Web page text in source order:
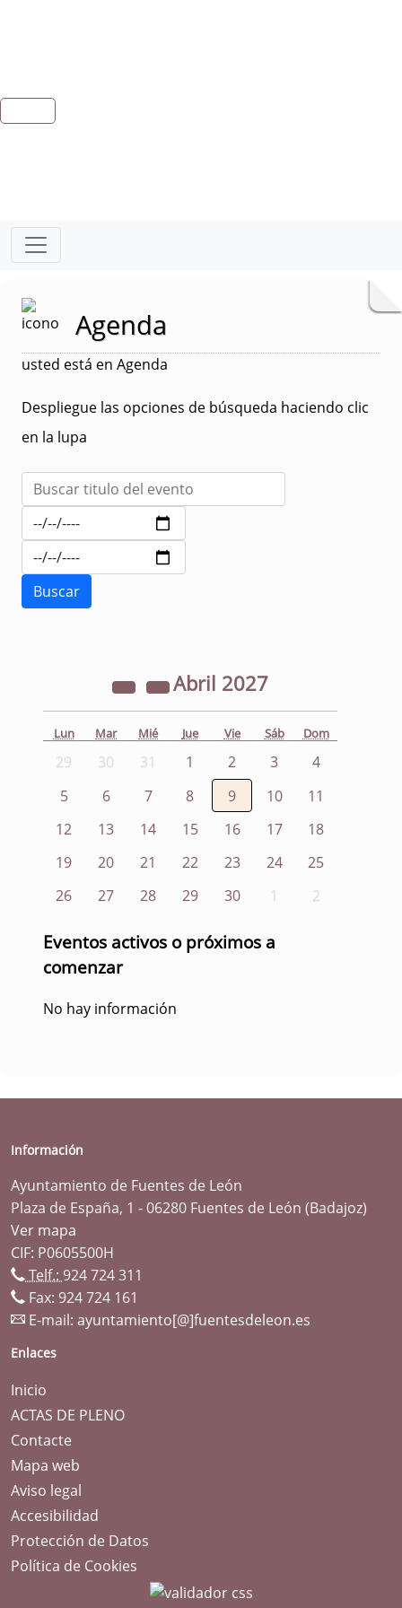
Agenda
usted está en Agenda
Despliegue las opciones de búsqueda haciendo clic
en la lupa
Abril 2027
Lun Mar Mié Jue Vie Sáb Dom
29 30 31 1 2 3
4
5
6 7 8 9 10
11
12
13 14 15 16 17
18
19
20 21 22 23 24
25
26
27 28 29 30 1 2
Eventos activos o próximos a
comenzar
No hay información
Información
Ayuntamiento de Fuentes de León
Plaza de España, 1 - 06280 Fuentes de León (Badajoz)
Ver mapa
CIF: P0605500H
Telf.: 924 724 311
Fax: 924 724 161
E-mail: ayuntamiento[@]fuentesdeleon.es
Enlaces
Inicio
ACTAS DE PLENO
Contacte
Mapa web
Aviso legal
Accesibilidad
Protección de Datos
Política de Cookies